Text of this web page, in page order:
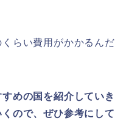
らい費用がかかるんだ
めの国を紹介していき
ので、ぜひ参考にして